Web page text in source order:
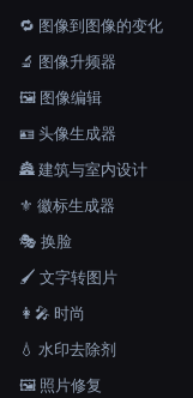
🔁 图像到图像的变化
🔬 图像升频器
🖼️ 图像编辑
🪪 头像生成器
🏯 建筑与室内设计
⚜️ 徽标生成器
🎭 换脸
🖌️ 文字转图片
👩‍🎤 时尚
💧 水印去除剂
🖼️ 照片修复